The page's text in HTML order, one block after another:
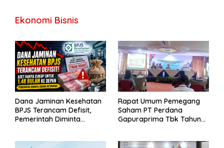
Ekonomi Bisnis
Dana Jaminan Kesehatan
BPJS Terancam Defisit,
Pemerintah Diminta
Rapat Umum Pemegang
Saham PT Perdana
Gapuraprima Tbk Tahun